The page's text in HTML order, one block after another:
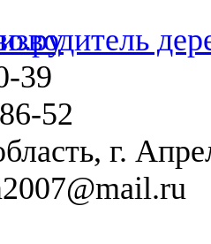
39
52
г.